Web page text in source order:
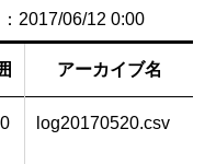
2017/06/12 0:00
アーカイブ名
log20170520.csv